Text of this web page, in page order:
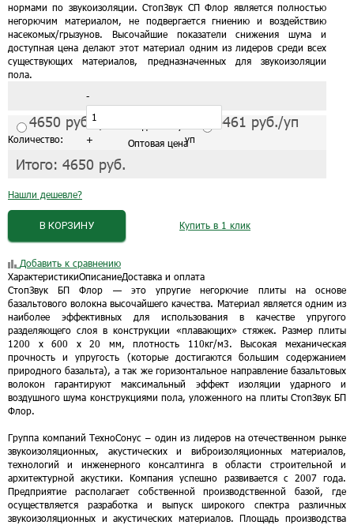
нормами по звукоизоляции. СтопЗвук СП Флор является полностью
негорючим материалом, не подвергается гниению и воздействию
насекомых/грызунов. Высочайшие показатели снижения шума и
доступная цена делают этот материал одним из лидеров среди всех
существующих материалов, предназначенных для звукоизоляции
пола.
Количество:
-
+ уп
4650 руб./уп 4461 руб./уп
Оптовая цена
Итого: 4650 руб.
Нашли дешевле?
Купить в 1 клик
В КОРЗИНУ
Добавить к сравнению
ХарактеристикиОписаниеДоставка и оплата
СтопЗвук БП Флор — это упругие негорючие плиты на основе
базальтового волокна высочайшего качества. Материал является одним из
наиболее эффективных для использования в качестве упругого
разделяющего слоя в конструкции «плавающих» стяжек. Размер плиты
1200 х 600 х 20 мм, плотность 110кг/м3. Высокая механическая
прочность и упругость (которые достигаются большим содержанием
природного базальта), а так же горизонтальное направление базальтовых
волокон гарантируют максимальный эффект изоляции ударного и
воздушного шума конструкциями пола, уложенного на плиты СтопЗвук БП
Флор.
Группа компаний ТехноСонус – один из лидеров на отечественном рынке
звукоизоляционных, акустических и виброизоляционных материалов,
технологий и инженерного консалтинга в области строительной и
архитектурной акустики. Компания успешно развивается с 2007 года.
Предприятие располагает собственной производственной базой, где
осуществляется разработка и выпуск широкого спектра различных
звукоизоляционных и акустических материалов. Площадь производства